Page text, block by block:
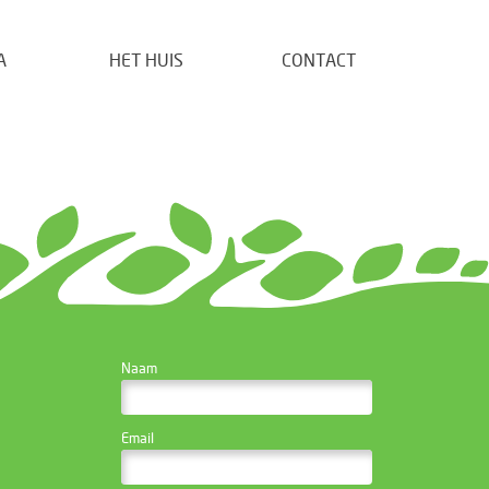
HET HUIS CONTACT
WEBSITE BEHEERDER
Naam
Email